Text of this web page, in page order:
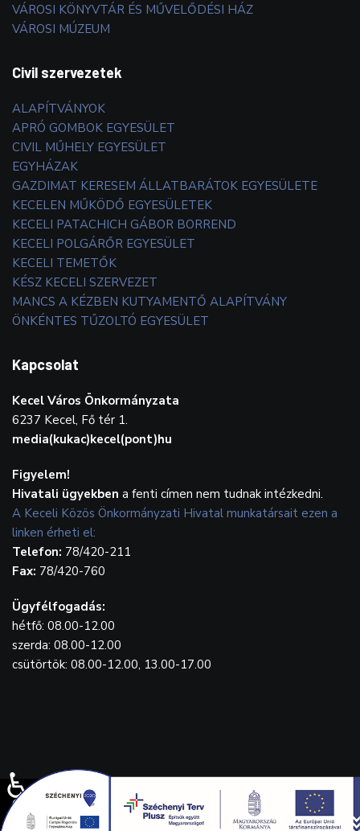
VÁROSI KÖNYVTÁR ÉS MŰVELŐDÉSI HÁZ
VÁROSI MÚZEUM
Civil szervezetek
ALAPÍTVÁNYOK
APRÓ GOMBOK EGYESÜLET
CIVIL MŰHELY EGYESÜLET
EGYHÁZAK
GAZDIMAT KERESEM ÁLLATBARÁTOK EGYESÜLETE
KECELEN MŰKÖDŐ EGYESÜLETEK
KECELI PATACHICH GÁBOR BORREND
KECELI POLGÁRŐR EGYESÜLET
KECELI TEMETŐK
KÉSZ KECELI SZERVEZET
MANCS A KÉZBEN KUTYAMENTŐ ALAPÍTVÁNY
ÖNKÉNTES TŰZOLTÓ EGYESÜLET
Kapcsolat
Kecel Város Önkormányzata
6237 Kecel, Fő tér 1.
media(kukac)kecel(pont)hu
Figyelem!
Hivatali ügyekben a fenti címen nem tudnak intézkedni.
A Keceli Közös Önkormányzati Hivatal munkatársait ezen a
linken érheti el:
Telefon: 78/420-211
Fax: 78/420-760
Ügyfélfogadás:
hétfő: 08.00-12.00
szerda: 08.00-12.00
csütörtök: 08.00-12.00, 13.00-17.00
© {2023} Kecel.hu. Designed byWebGrafika.hu
Drónfelvétel: Balla Tamás